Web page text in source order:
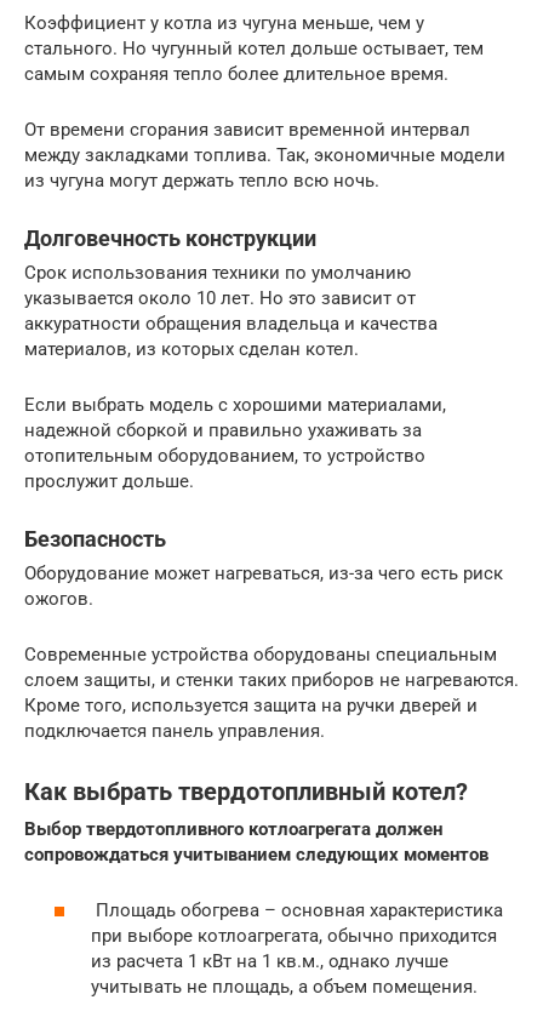
Коэффициент у котла из чугуна меньше, чем у
стального. Но чугунный котел дольше остывает, тем
самым сохраняя тепло более длительное время.
От времени сгорания зависит временной интервал
между закладками топлива. Так, экономичные модели
из чугуна могут держать тепло всю ночь.
Долговечность конструкции
Срок использования техники по умолчанию
указывается около 10 лет. Но это зависит от
аккуратности обращения владельца и качества
материалов, из которых сделан котел.
Если выбрать модель с хорошими материалами,
надежной сборкой и правильно ухаживать за
отопительным оборудованием, то устройство
прослужит дольше.
Безопасность
Оборудование может нагреваться, из-за чего есть риск
ожогов.
Современные устройства оборудованы специальным
слоем защиты, и стенки таких приборов не нагреваются.
Кроме того, используется защита на ручки дверей и
подключается панель управления.
Как выбрать твердотопливный котел?
Выбор твердотопливного котлоагрегата должен
сопровождаться учитыванием следующих моментов
Площадь обогрева – основная характеристика
при выборе котлоагрегата, обычно приходится
из расчета 1 кВт на 1 кв.м., однако лучше
учитывать не площадь, а объем помещения.